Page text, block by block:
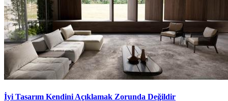
İyi Tasarım Kendini Açıklamak Zorunda Değildir